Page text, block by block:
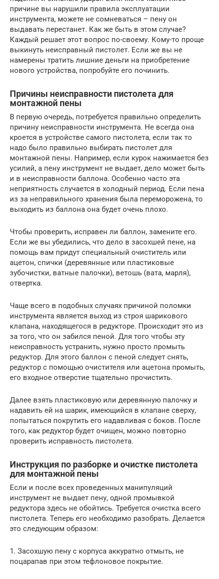
причине вы нарушили правила эксплуатации
инструмента, можете не сомневаться – пену он
выдавать перестанет. Как же быть в этом случае?
Каждый решает этот вопрос по-своему. Кому-то проще
выкинуть неисправный пистолет. Если же вы не
намерены тратить лишние деньги на приобретение
нового устройства, попробуйте его починить.
Причины неисправности пистолета для
монтажной пены
В первую очередь, потребуется правильно определить
причину неисправности инструмента. Не всегда она
кроется в устройстве самого пистолета, если так то
надо было правильно выбирать пистолет для
монтажной пены. Например, если курок нажимается без
усилий, а пену инструмент не выдает, дело может быть
и в неисправности баллона. Особенно часто эта
неприятность случается в холодный период. Если пена
из за неправильного хранения была переморожена, то
выходить из баллона она будет очень плохо.
Чтобы проверить, исправен ли баллон, замените его.
Если же вы убедились, что дело в засохшей пене, на
помощь вам придут специальный очиститель или
ацетон, спички (деревянные или пластиковые
зубочистки, ватные палочки), ветошь (вата, марля),
отвертка.
Чаще всего в подобных случаях причиной поломки
инструмента является выход из строя шарикового
клапана, находящегося в редукторе. Происходит это из
за того, что он забился пеной. Для того чтобы эту
неисправность устранить, нужно просто промыть
редуктор. Для этого баллон с пеной следует снять,
редуктор с помощью очистителя или ацетона промыть,
его входное отверстие тщательно прочистить.
Далее взять пластиковую или деревянную палочку и
надавить ей на шарик, имеющийся в клапане сверху,
попытаться покрутить его надавливая с боков. После
того, как редуктор будет очищен, можно повторно
проверить исправность пистолета.
Инструкция по разборке и очистке пистолета
для монтажной пены
Если и после всех проведенных манипуляций
инструмент не выдает пену, одной промывкой
редуктора здесь не обойтись. Требуется очистка всего
пистолета. Теперь его необходимо разобрать. Делается
это следующим образом:
1. Засохшую пену с корпуса аккуратно отмыть, не
поцарапав при этом тефлоновое покрытие.